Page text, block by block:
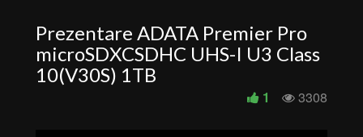
Prezentare ADATA Premier Pro
microSDXCSDHC UHS-I U3 Class
10(V30S) 1TB
3308
1